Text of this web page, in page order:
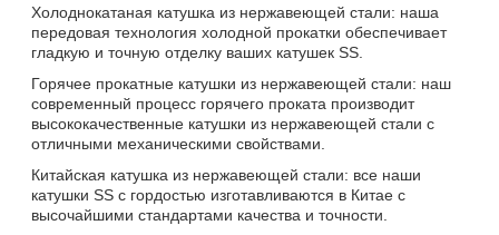
Холоднокатаная катушка из нержавеющей стали: наша
передовая технология холодной прокатки обеспечивает
гладкую и точную отделку ваших катушек SS.
Горячее прокатные катушки из нержавеющей стали: наш
современный процесс горячего проката производит
высококачественные катушки из нержавеющей стали с
отличными механическими свойствами.
Китайская катушка из нержавеющей стали: все наши
катушки SS с гордостью изготавливаются в Китае с
высочайшими стандартами качества и точности.